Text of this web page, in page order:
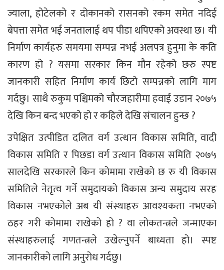
ज्याला, होटेलको र दोकानको रासनको रकम समेत नदिई
बेपत्ता समेत भई जनतालाई थप पीडा थपिएको अवस्था छ। यी
निर्माण कार्यहरु समयमा सम्पन्न नभई अलपत्र हुनुमा के कति
कारण हो ? यसमा सरकार किन मौन रहेको छरु स्पष्ट
जानकारी सहित निर्माण कार्य छिटो सम्पन्नको लागि माग
गर्दछु। साथै रुकुम पश्चिमको चौरजहारीमा हवाई उडान २०७५
देखि किन बन्द भएको हो र कहिले देखि संचालन हुन्छ ?
उपेक्षित उत्पीडित दलित वर्ग उत्थान विकास समिति, वादी
विकास समिति र पिछडा वर्ग उत्थान विकास समिति २०७५
सालदेखि सरकारले किन कोमामा राखेको छ रु यी विकास
समितिले नेतृत्व गर्ने समुदायको विकास अन्य समुदाय सरह
विकास नभएकोले अब यी संस्थाहरु आवश्यकता नभएको
ठहर गरी कोमामा राखेको हो ? वा लोकतन्त्रले जन्माएका
संस्थाहरुलाई गणतन्त्रले उखेल्नुपर्ने बाध्यता हो। स्पष्ट
जानकारीको लागि अनुरोध गर्दछु।